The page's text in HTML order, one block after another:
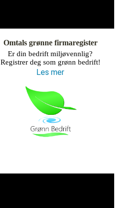
Omtals grønne firmaregister
Er din bedrift miljøvennlig?
Registrer deg som grønn bedrift!
Les mer